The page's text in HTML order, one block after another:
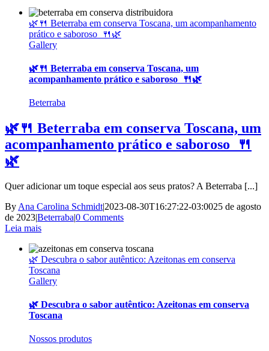
🌿🍴 Beterraba em conserva Toscana, um acompanhamento
prático e saboroso 🍴🌿
Gallery
🌿🍴 Beterraba em conserva Toscana, um
acompanhamento prático e saboroso 🍴🌿
Beterraba
🌿🍴 Beterraba em conserva Toscana, um
acompanhamento prático e saboroso 🍴
🌿
Quer adicionar um toque especial aos seus pratos? A Beterraba [...]
By Ana Carolina Schmidt|2023-08-30T16:27:22-03:0025 de agosto
de 2023|Beterraba|0 Comments
Leia mais
🌿 Descubra o sabor autêntico: Azeitonas em conserva
Toscana
Gallery
🌿 Descubra o sabor autêntico: Azeitonas em conserva
Toscana
Nossos produtos